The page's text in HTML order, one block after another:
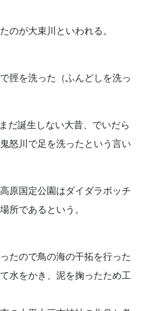
のが大束川といわれる。
脛を洗った（ふんどしを洗っ
だ誕生しない大昔、でいだら
怒川で足を洗ったという言い
原国定公園はダイダラボッチ
所であるという。
たので鳥の海の干拓を行った
水をかき、泥を掬ったため工